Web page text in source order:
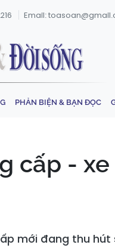
Email:
PHẢN BIỆN & BẠN ĐỌC
cấp -
mới đang thu